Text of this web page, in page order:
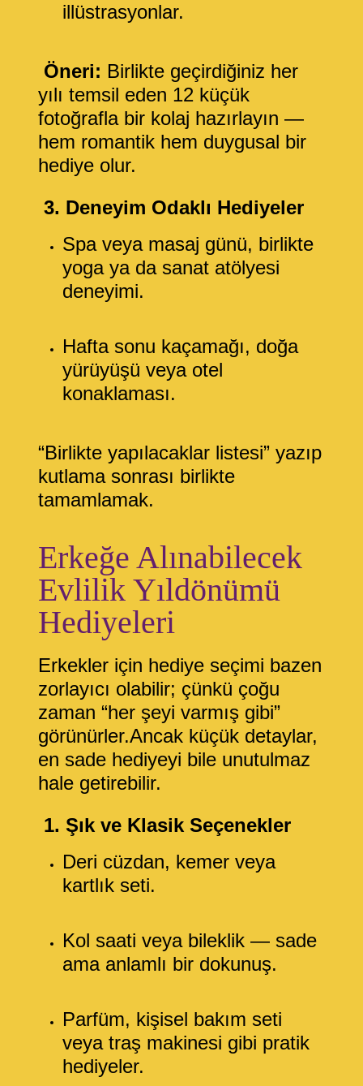
illüstrasyonlar.
Öneri: Birlikte geçirdiğiniz her
yılı temsil eden 12 küçük
fotoğrafla bir kolaj hazırlayın —
hem romantik hem duygusal bir
hediye olur.
3. Deneyim Odaklı Hediyeler
Spa veya masaj günü, birlikte
yoga ya da sanat atölyesi
deneyimi.
Hafta sonu kaçamağı, doğa
yürüyüşü veya otel
konaklaması.
“Birlikte yapılacaklar listesi” yazıp
kutlama sonrası birlikte
tamamlamak.
Erkeğe Alınabilecek
Evlilik Yıldönümü
Hediyeleri
Erkekler için hediye seçimi bazen
zorlayıcı olabilir; çünkü çoğu
zaman “her şeyi varmış gibi”
görünürler.Ancak küçük detaylar,
en sade hediyeyi bile unutulmaz
hale getirebilir.
1. Şık ve Klasik Seçenekler
Deri cüzdan, kemer veya
kartlık seti.
Kol saati veya bileklik — sade
ama anlamlı bir dokunuş.
Parfüm, kişisel bakım seti
veya traş makinesi gibi pratik
hediyeler.